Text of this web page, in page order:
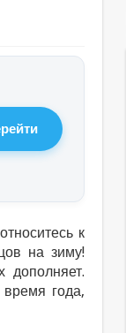
к
на зиму!
дополняет.
года,